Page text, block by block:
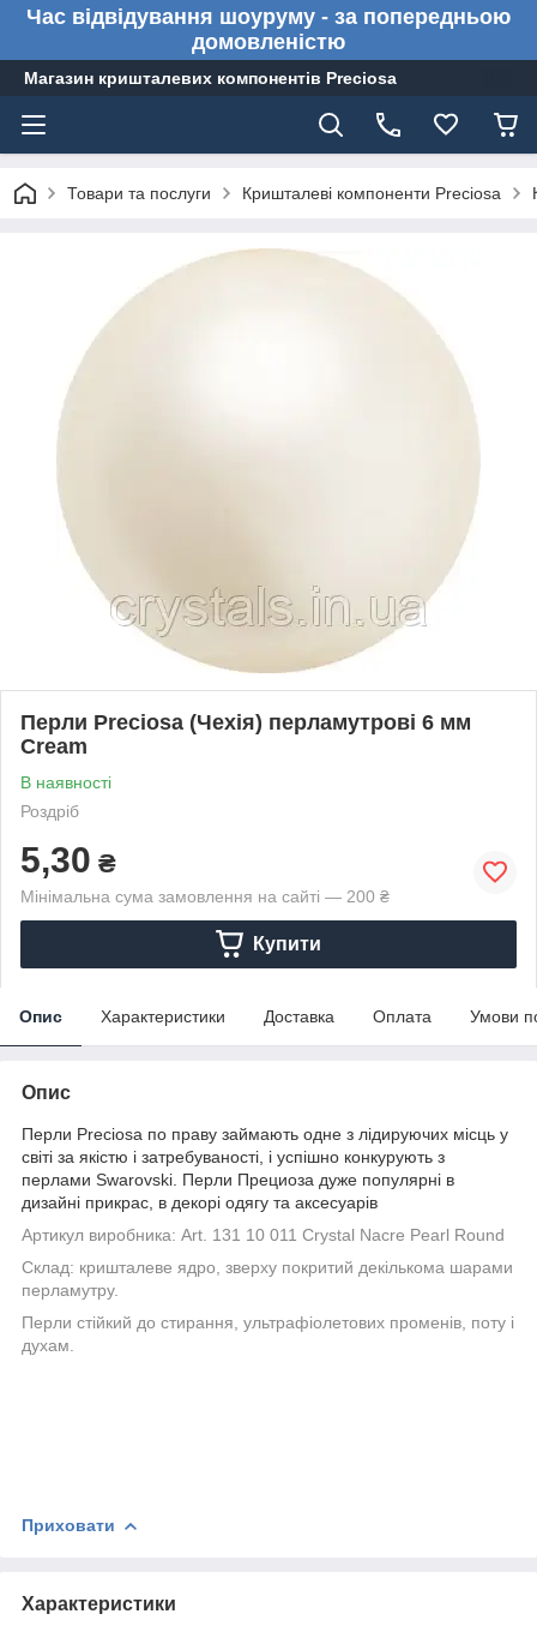
Час відвідування шоуруму - за попередньою
домовленістю
Магазин кришталевих компонентів Preciosa
Товари та послуги Кришталеві компоненти Preciosa
Перли Preciosa (Чехія) перламутрові 6 мм
Cream
В наявності
Роздріб
5,30 ₴
Мінімальна сума замовлення на сайті — 200 ₴
Купити
Опис Характеристики Доставка Оплата Умови
Опис
Перли Preciosa по праву займають одне з лідируючих місць у
світі за якістю і затребуваності, і успішно конкурують з
перлами Swarovski. Перли Прециоза дуже популярні в
дизайні прикрас, в декорі одягу та аксесуарів
Артикул виробника: Art. 131 10 011 Crystal Nacre Pearl Round
Склад: кришталеве ядро, зверху покритий декількома шарами
перламутру.
Перли стійкий до стирання, ультрафіолетових променів, поту і
духам.
Приховати
Характеристики